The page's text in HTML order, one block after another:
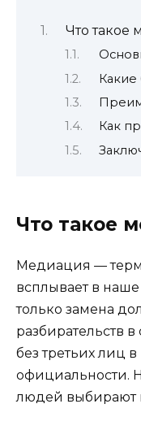
Что такое
Как
Что такое
Медиация —
всплывает в
только замена
разбирательств
без третьих лиц
официальности.
людей